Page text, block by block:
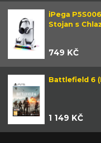
iPega
Stojan s
749 KČ
Battlefield 6
1 149 KČ